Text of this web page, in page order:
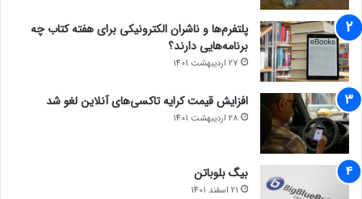
پلتفرم‌ها و ناشران الکترونیکی برای هفته کتاب چه
برنامه‌هایی دارند؟
27 اردیبهشت 1401
افزایش قیمت کرایه تاکسی‌های آنلاین لغو شد
28 اردیبهشت 1401
بیگ بلوباتن
21 اسفند 1401